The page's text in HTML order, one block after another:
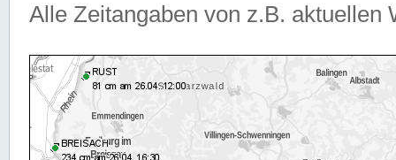
Alle Zeitangaben von z.B. aktuellen